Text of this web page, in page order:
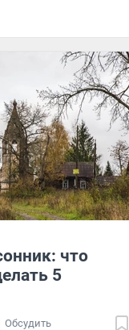
что
5
Обсудить